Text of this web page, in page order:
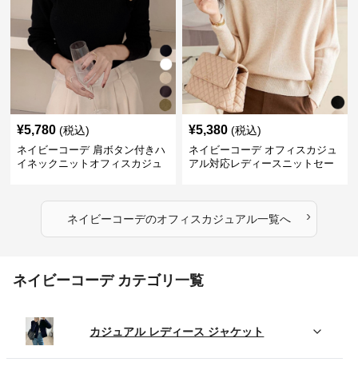
¥5,780 (税込)
ネイビーコーデ 肩ボタン付きハ
イネックニットオフィスカジュ
¥5,380 (税込)
ネイビーコーデ オフィスカジュ
アル対応レディースニットセー
ネイビーコーデのオフィスカジュアル一覧へ ›
ネイビーコーデ カテゴリ一覧
カジュアル レディース ジャケット